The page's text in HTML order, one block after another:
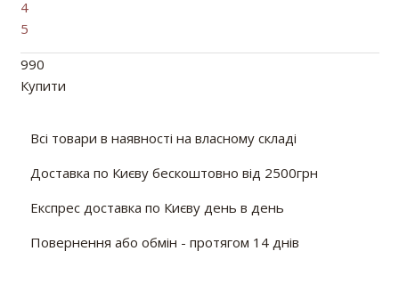
4
5
990
Купити
Всі товари в наявності на власному складі
Доставка по Києву бескоштовно від 2500грн
Експрес доставка по Києву день в день
Повернення або обмін - протягом 14 днів